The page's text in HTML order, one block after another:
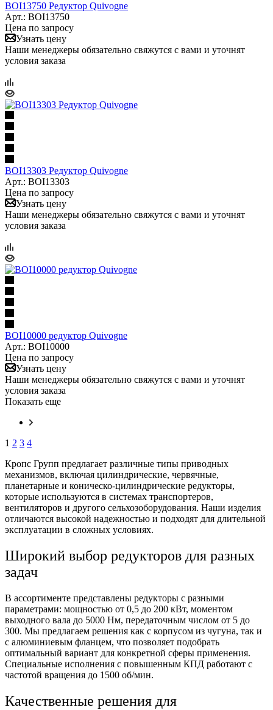
BOI13750 Редуктор Quivogne
Арт.: BOI13750
Цена по запросу
Узнать цену
Наши менеджеры обязательно свяжутся с вами и уточнят
условия заказа
BOI13303 Редуктор Quivogne
Арт.: BOI13303
Цена по запросу
Узнать цену
Наши менеджеры обязательно свяжутся с вами и уточнят
условия заказа
BOI10000 редуктор Quivogne
Арт.: BOI10000
Цена по запросу
Узнать цену
Наши менеджеры обязательно свяжутся с вами и уточнят
условия заказа
Показать еще
1 2 3 4
Кропс Групп предлагает различные типы приводных
механизмов, включая цилиндрические, червячные,
планетарные и коническо-цилиндрические редукторы,
которые используются в системах транспортеров,
вентиляторов и другого сельхозоборудования. Наши изделия
отличаются высокой надежностью и подходят для длительной
эксплуатации в сложных условиях.
Широкий выбор редукторов для разных
задач
В ассортименте представлены редукторы с разными
параметрами: мощностью от 0,5 до 200 кВт, моментом
выходного вала до 5000 Нм, передаточным числом от 5 до
300. Мы предлагаем решения как с корпусом из чугуна, так и
с алюминиевым фланцем, что позволяет подобрать
оптимальный вариант для конкретной сферы применения.
Специальные исполнения с повышенным КПД работают с
частотой вращения до 1500 об/мин.
Качественные решения для